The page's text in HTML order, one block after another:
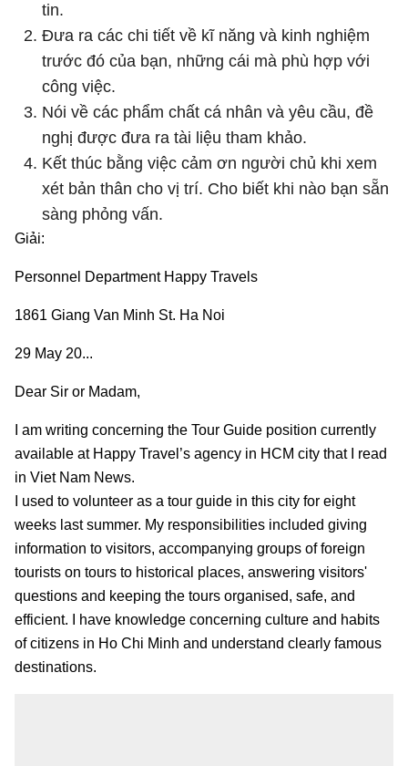
tin.
Đưa ra các chi tiết về kĩ năng và kinh nghiệm
trước đó của bạn, những cái mà phù hợp với
công việc.
Nói về các phẩm chất cá nhân và yêu cầu, đề
nghị được đưa ra tài liệu tham khảo.
Kết thúc bằng việc cảm ơn người chủ khi xem
xét bản thân cho vị trí. Cho biết khi nào bạn sẵn
sàng phỏng vấn.
Giải:
Personnel Department Happy Travels
1861 Giang Van Minh St. Ha Noi
29 May 20...
Dear Sir or Madam,
I am writing concerning the Tour Guide position currently
available at Happy Travel’s agency in HCM city that I read
in Viet Nam News.
I used to volunteer as a tour guide in this city for eight
weeks last summer. My responsibilities included giving
information to visitors, accompanying groups of foreign
tourists on tours to historical places, answering visitors'
questions and keeping the tours organised, safe, and
efficient. I have knowledge concerning culture and habits
of citizens in Ho Chi Minh and understand clearly famous
destinations.